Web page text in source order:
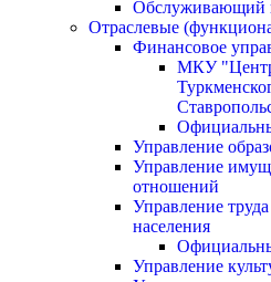
Обслуживающий
Отраслевые
Финансовое
МКУ
Управление
Управление
отношений
Управление
населения
Управление